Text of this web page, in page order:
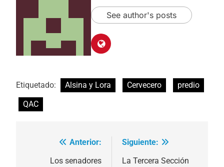
See author's posts
Etiquetado: Alsina y Lora Cervecero
predio
QAC
Navegación
Anterior:
Los senadores
Siguiente:
La Tercera Sección